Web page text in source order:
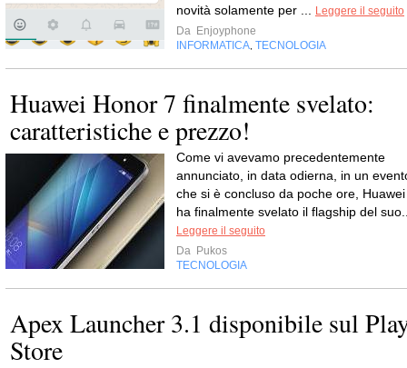
novità solamente per ...
Leggere il seguito
Da Enjoyphone
INFORMATICA TECNOLOGIA
Huawei Honor 7 finalmente svelato:
caratteristiche e prezzo!
Come vi avevamo precedentemente
annunciato, in data odierna, in un
che si è concluso da poche ore, Huawei
ha finalmente svelato il flagship del
Leggere il seguito
Da Pukos
TECNOLOGIA
Apex Launcher 3.1 disponibile sul
Store